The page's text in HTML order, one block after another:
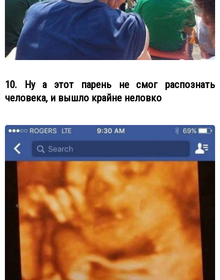
10. Ну а этот парень не смог распознать
человека, и вышло крайне неловко